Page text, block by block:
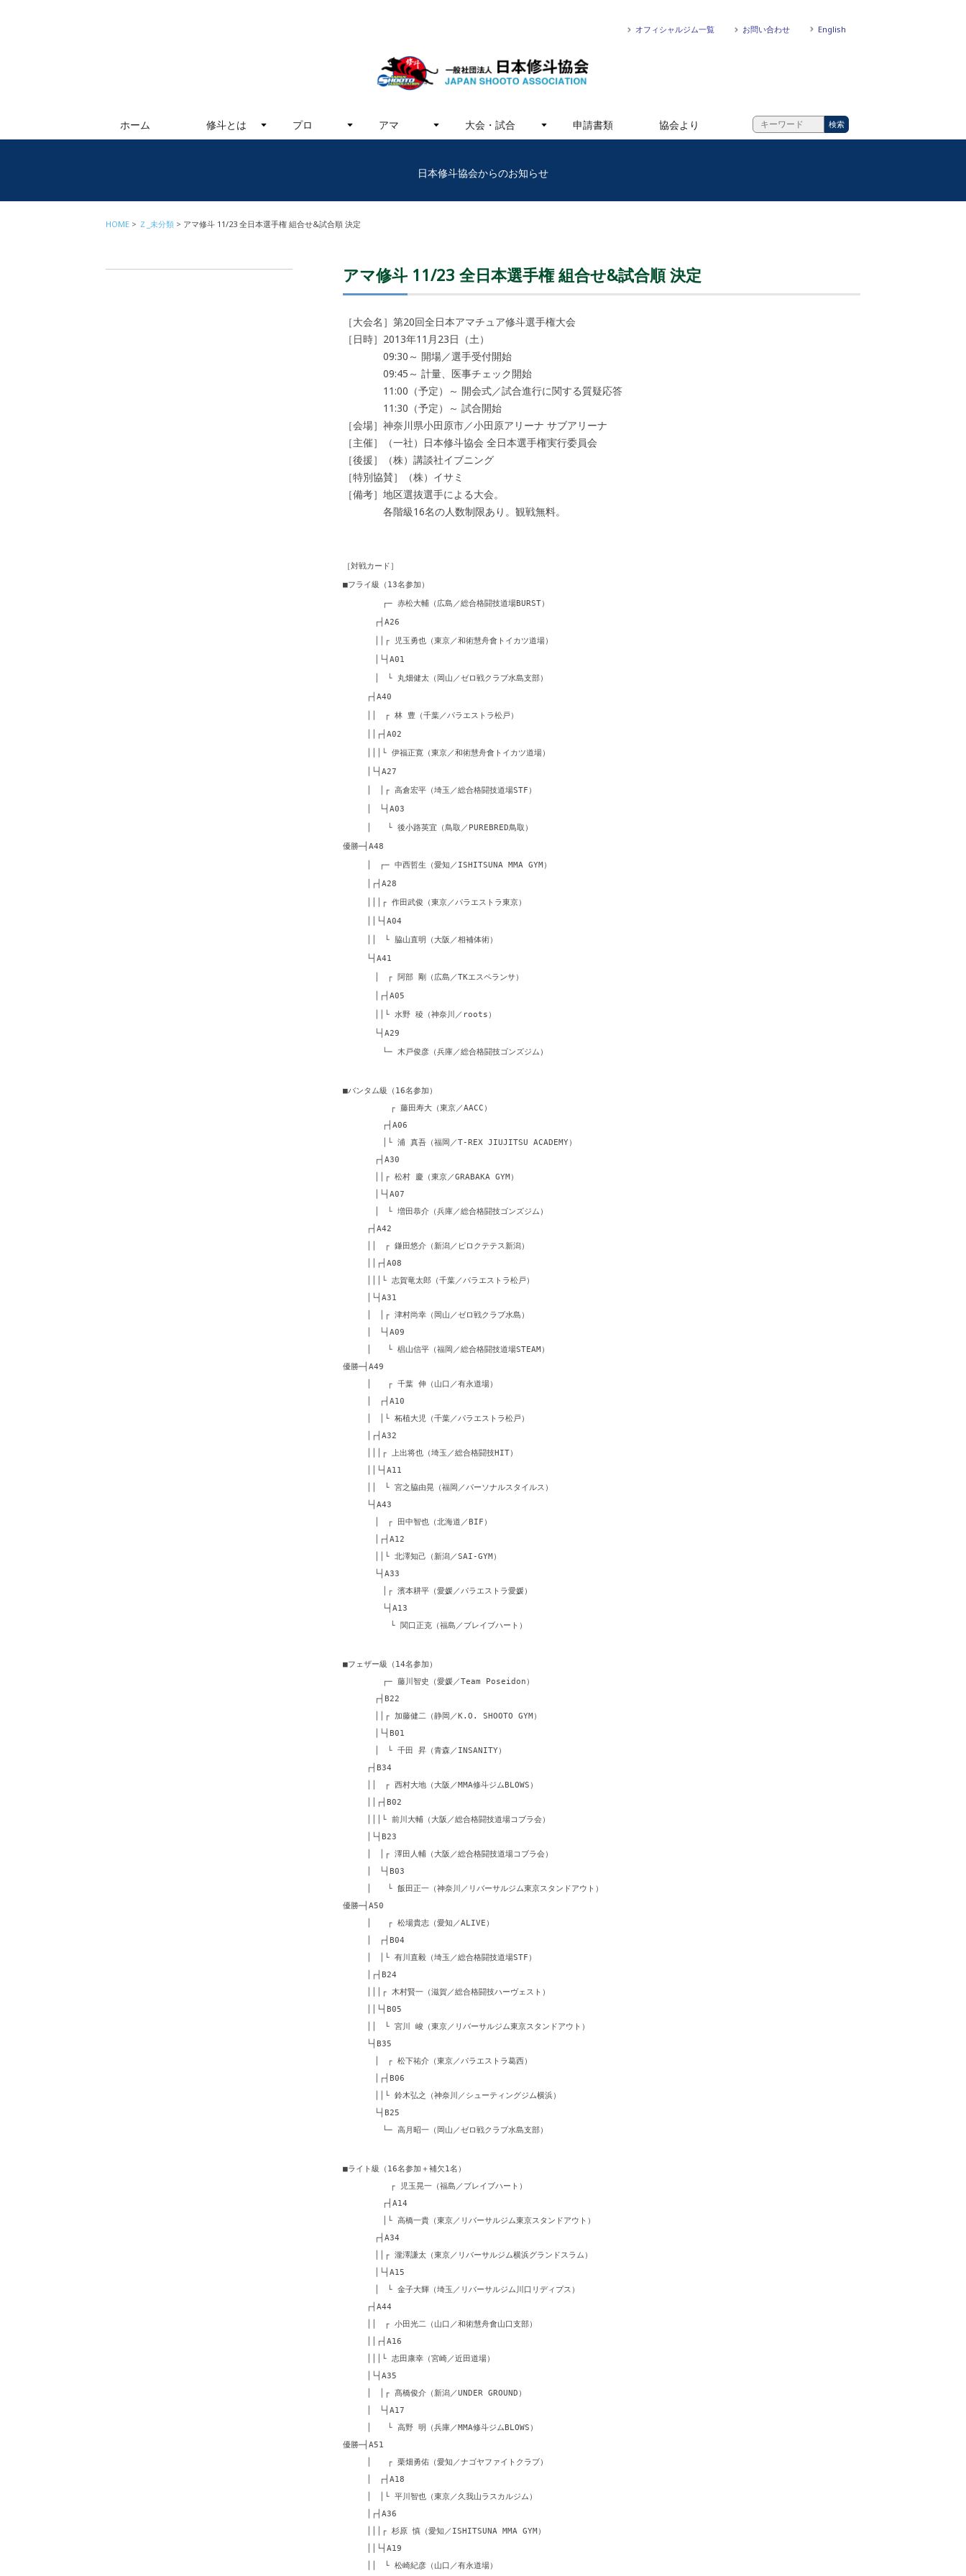
オフィシャルジム一覧 お問い合わせ English
ホーム 修斗とは プロ アマ 大会・試合 申請書類 協会より
日本修斗協会からのお知らせ
HOME Ｚ_未分類 アマ修斗 11/23 全日本選手権 組合せ&試合順 決定
アマ修斗 11/23 全日本選手権 組合せ&試合順 決定
［大会名］第20回全日本アマチュア修斗選手権大会
［日時］2013年11月23日（土）
09:30～ 開場／選手受付開始
09:45～ 計量、医事チェック開始
11:00（予定）～ 開会式／試合進行に関する質疑応答
11:30（予定）～ 試合開始
［会場］神奈川県小田原市／小田原アリーナ サブアリーナ
［主催］（一社）日本修斗協会 全日本選手権実行委員会
［後援］（株）講談社イブニング
［特別協賛］（株）イサミ
［備考］地区選抜選手による大会。
各階級16名の人数制限あり。観戦無料。
［対戦カード］
■フライ級（13名参加）
┌─ 赤松大輔（広島／総合格闘技道場BURST）
┌┤A26
││┌ 児玉勇也（東京／和術慧舟會トイカツ道場）
│└┤A01
│ └ 丸畑健太（岡山／ゼロ戦クラブ水島支部）
┌┤A40
││ ┌ 林 豊（千葉／パラエストラ松戸）
││┌┤A02
│││└ 伊福正寛（東京／和術慧舟會トイカツ道場）
│└┤A27
│ │┌ 高倉宏平（埼玉／総合格闘技道場STF）
│ └┤A03
│ └ 後小路英宜（鳥取／PUREBRED鳥取）
優勝─┤A48
│ ┌─ 中西哲生（愛知／ISHITSUNA MMA GYM）
│┌┤A28
│││┌ 作田武俊（東京／パラエストラ東京）
││└┤A04
││ └ 脇山直明（大阪／相補体術）
└┤A41
│ ┌ 阿部 剛（広島／TKエスペランサ）
│┌┤A05
││└ 水野 稜（神奈川／roots）
└┤A29
└─ 木戸俊彦（兵庫／総合格闘技ゴンズジム）
■バンタム級（16名参加）
┌ 藤田寿大（東京／AACC）
┌┤A06
│└ 浦 真吾（福岡／T-REX JIUJITSU ACADEMY）
┌┤A30
││┌ 松村 慶（東京／GRABAKA GYM）
│└┤A07
│ └ 増田恭介（兵庫／総合格闘技ゴンズジム）
┌┤A42
││ ┌ 鎌田悠介（新潟／ピロクテテス新潟）
││┌┤A08
│││└ 志賀竜太郎（千葉／パラエストラ松戸）
│└┤A31
│ │┌ 津村尚幸（岡山／ゼロ戦クラブ水島）
│ └┤A09
│ └ 椙山信平（福岡／総合格闘技道場STEAM）
優勝─┤A49
│ ┌ 千葉 伸（山口／有永道場）
│ ┌┤A10
│ │└ 柘植大児（千葉／パラエストラ松戸）
│┌┤A32
│││┌ 上出将也（埼玉／総合格闘技HIT）
││└┤A11
││ └ 宮之脇由晃（福岡／パーソナルスタイルス）
└┤A43
│ ┌ 田中智也（北海道／BIF）
│┌┤A12
││└ 北澤知己（新潟／SAI-GYM）
└┤A33
│┌ 濱本耕平（愛媛／パラエストラ愛媛）
└┤A13
└ 関口正克（福島／ブレイブハート）
■フェザー級（14名参加）
┌─ 藤川智史（愛媛／Team Poseidon）
┌┤B22
││┌ 加藤健二（静岡／K.O. SHOOTO GYM）
│└┤B01
│ └ 千田 昇（青森／INSANITY）
┌┤B34
││ ┌ 西村大地（大阪／MMA修斗ジムBLOWS）
││┌┤B02
│││└ 前川大輔（大阪／総合格闘技道場コブラ会）
│└┤B23
│ │┌ 澤田人輔（大阪／総合格闘技道場コブラ会）
│ └┤B03
│ └ 飯田正一（神奈川／リバーサルジム東京スタンドアウト）
優勝─┤A50
│ ┌ 松場貴志（愛知／ALIVE）
│ ┌┤B04
│ │└ 有川直毅（埼玉／総合格闘技道場STF）
│┌┤B24
│││┌ 木村賢一（滋賀／総合格闘技ハーヴェスト）
││└┤B05
││ └ 宮川 峻（東京／リバーサルジム東京スタンドアウト）
└┤B35
│ ┌ 松下祐介（東京／パラエストラ葛西）
│┌┤B06
││└ 鈴木弘之（神奈川／シューティングジム横浜）
└┤B25
└─ 高月昭一（岡山／ゼロ戦クラブ水島支部）
■ライト級（16名参加＋補欠1名）
┌ 児玉晃一（福島／ブレイブハート）
┌┤A14
│└ 高橋一貴（東京／リバーサルジム東京スタンドアウト）
┌┤A34
││┌ 瀧澤謙太（東京／リバーサルジム横浜グランドスラム）
│└┤A15
│ └ 金子大輝（埼玉／リバーサルジム川口リディプス）
┌┤A44
││ ┌ 小田光二（山口／和術慧舟會山口支部）
││┌┤A16
│││└ 志田康幸（宮崎／近田道場）
│└┤A35
│ │┌ 髙橋俊介（新潟／UNDER GROUND）
│ └┤A17
│ └ 高野 明（兵庫／MMA修斗ジムBLOWS）
優勝─┤A51
│ ┌ 栗畑勇佑（愛知／ナゴヤファイトクラブ）
│ ┌┤A18
│ │└ 平川智也（東京／久我山ラスカルジム）
│┌┤A36
│││┌ 杉原 慎（愛知／ISHITSUNA MMA GYM）
││└┤A19
││ └ 松崎紀彦（山口／有永道場）